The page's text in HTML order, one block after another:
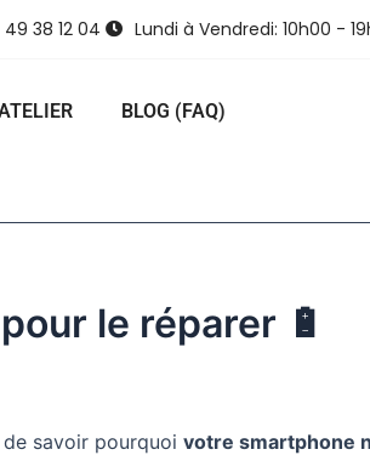
38 12 04 Lundi à Vendredi: 10h00 -
BLOG (FAQ)
le réparer 🔋
savoir pourquoi votre smartphone